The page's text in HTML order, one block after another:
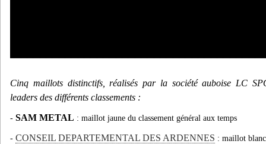
Cinq maillots distinctifs, réalisés par la société auboise LC
leaders des différents classements :
- SAM METAL : maillot jaune du classement général aux temps
- CONSEIL DEPARTEMENTAL DES ARDENNES : maillot